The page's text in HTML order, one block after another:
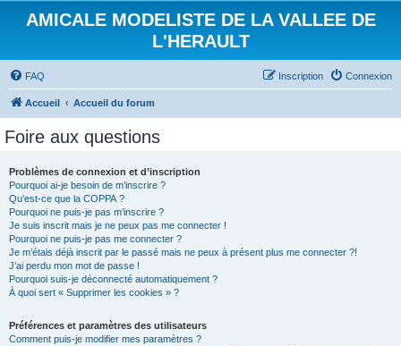
AMICALE MODELISTE DE LA VALLEE DE
L'HERAULT
FAQ Connexion
Inscription
Accueil Accueil du forum
Foire aux questions
Problèmes de connexion et d’inscription
Pourquoi ai-je besoin de m’inscrire ?
Qu’est-ce que la COPPA ?
Pourquoi ne puis-je pas m’inscrire ?
Je suis inscrit mais je ne peux pas me connecter !
Pourquoi ne puis-je pas me connecter ?
Je m’étais déjà inscrit par le passé mais ne peux à présent plus me connecter ?!
J’ai perdu mon mot de passe !
Pourquoi suis-je déconnecté automatiquement ?
À quoi sert « Supprimer les cookies » ?
Préférences et paramètres des utilisateurs
Comment puis-je modifier mes paramètres ?